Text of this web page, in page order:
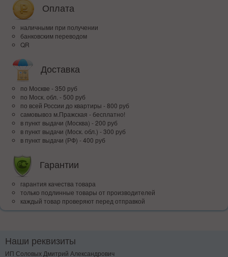
Оплата
наличными при получении
банковским переводом
QR
Доставка
по Москве - 350 руб
по Моск. обл. - 500 руб
по всей Росcии до квартиры - 800 руб
самовывоз м.Пражская - бесплатно!
в пункт выдачи (Москва) - 200 руб
в пункт выдачи (Моск. обл.) - 300 руб
в пункт выдачи (РФ) - 400 руб
Гарантии
гарантия качества товара
только подлинные товары от производителей
каждый товар проверяют перед отправкой
Наши реквизиты
ИП Соловых Дмитрий Александрович